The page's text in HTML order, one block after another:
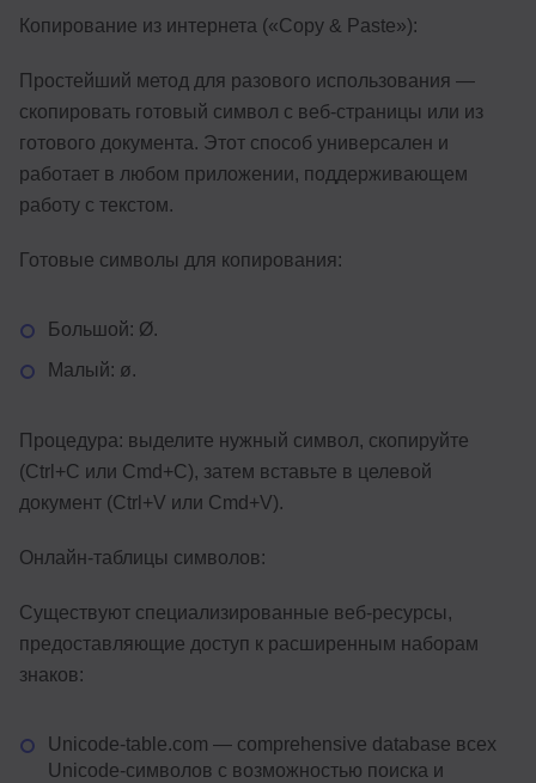
Копирование из интернета («Copy & Paste»):
Простейший метод для разового использования —
скопировать готовый символ с веб-страницы или из
готового документа. Этот способ универсален и
работает в любом приложении, поддерживающем
работу с текстом.
Готовые символы для копирования:
Большой: Ø.
Малый: ø.
Процедура: выделите нужный символ, скопируйте
(Ctrl+C или Cmd+C), затем вставьте в целевой
документ (Ctrl+V или Cmd+V).
Онлайн-таблицы символов:
Существуют специализированные веб-ресурсы,
предоставляющие доступ к расширенным наборам
знаков:
Unicode-table.com — comprehensive database всех
Unicode-символов с возможностью поиска и